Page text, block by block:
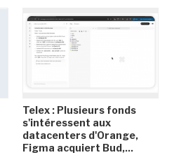
Telex : Plusieurs fonds
s'intéressent aux
datacenters d'Orange,
Figma acquiert Bud,...